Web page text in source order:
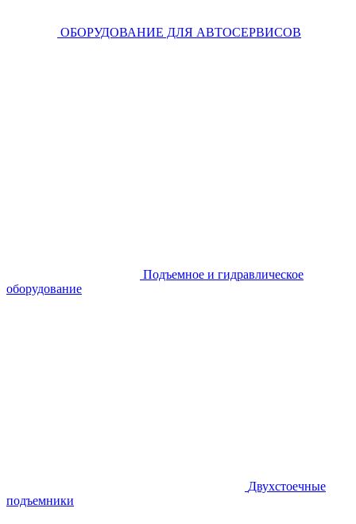
ОБОРУДОВАНИЕ ДЛЯ АВТОСЕРВИСОВ
Подъемное и гидравлическое
оборудование
Двухстоечные
подъемники